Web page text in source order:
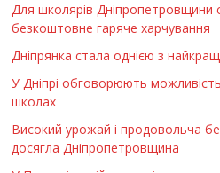
Для школярів Дніпропетровщини
безкоштовне гаряче харчування
Дніпрянка стала однією з
У Дніпрі обговорюють
школах
Високий урожай і продовольча
досягла Дніпропетровщина